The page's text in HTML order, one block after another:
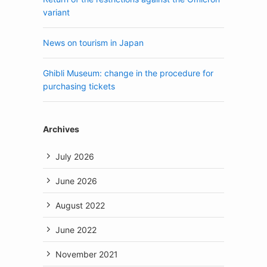
variant
News on tourism in Japan
Ghibli Museum: change in the procedure for
purchasing tickets
Archives
July 2026
June 2026
August 2022
June 2022
November 2021